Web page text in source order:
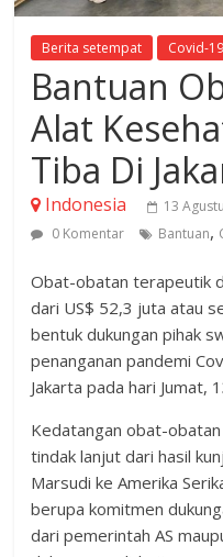
Berita setempat Covid-19
Bantuan
Alat
Tiba Di
Indonesia 13
0 Komentar
Bantuan,
Obat-obatan terapeutik
dari US$ 52,3 juta atau
bentuk dukungan pihak
penanganan pandemi
Jakarta pada hari Jumat,
Kedatangan obat-
tindak lanjut dari hasil
Marsudi ke Amerika
berupa komitmen
dari pemerintah AS